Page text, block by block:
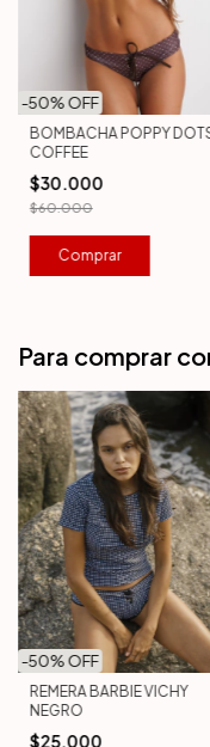
-50% OFF
BOMBACHA POPPY
COFFEE
$30.000
$60.000
Comprar
Para comprar
-50% OFF
REMERA BARBIE VICHY
NEGRO
$25.000